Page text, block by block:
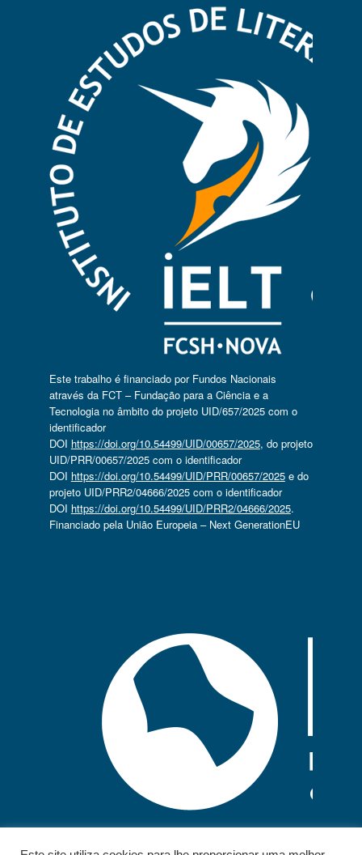
Este trabalho é financiado por Fundos Nacionais
através da FCT – Fundação para a Ciência e a
Tecnologia no âmbito do projeto UID/657/2025 com o
identificador
DOI https://doi.org/10.54499/UID/00657/2025, do projeto
UID/PRR/00657/2025 com o identificador
DOI https://doi.org/10.54499/UID/PRR/00657/2025e do
projeto UID/PRR2/04666/2025 com o identificador
DOI https://doi.org/10.54499/UID/PRR2/04666/2025.
Financiado pela União Europeia – Next GenerationEU